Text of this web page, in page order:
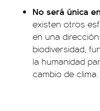
No será única
existen otros
en una
biodiversidad,
la humanidad
cambio de clima.